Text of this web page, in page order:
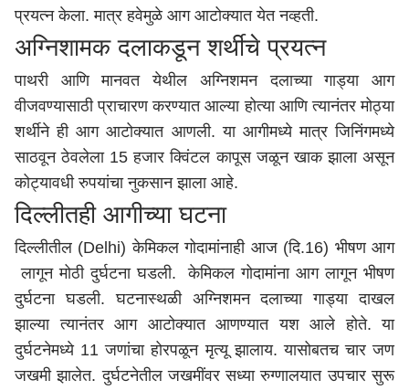
प्रयत्न केला. मात्र हवेमुळे आग आटोक्यात येत नव्हती.
अग्निशामक दलाकडून शर्थीचे प्रयत्न
पाथरी आणि मानवत येथील अग्निशमन दलाच्या गाड्या आग
वीजवण्यासाठी प्राचारण करण्यात आल्या होत्या आणि त्यानंतर मोठ्या
शर्थीने ही आग आटोक्यात आणली. या आगीमध्ये मात्र जिनिंगमध्ये
साठवून ठेवलेला 15 हजार क्विंटल कापूस जळून खाक झाला असून
कोट्यावधी रुपयांचा नुकसान झाला आहे.
दिल्लीतही आगीच्या घटना
दिल्लीतील (Delhi) केमिकल गोदामांनाही आज (दि.16) भीषण आग
लागून मोठी दुर्घटना घडली. केमिकल गोदामांना आग लागून भीषण
दुर्घटना घडली. घटनास्थळी अग्निशमन दलाच्या गाड्या दाखल
झाल्या त्यानंतर आग आटोक्यात आणण्यात यश आले होते. या
दुर्घटनेमध्ये 11 जणांचा होरपळून मृत्यू झालाय. यासोबतच चार जण
जखमी झालेत. दुर्घटनेतील जखमींवर सध्या रुग्णालयात उपचार सुरू